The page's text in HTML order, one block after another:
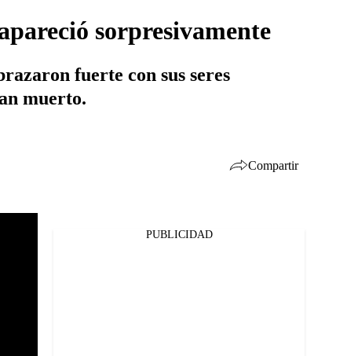
sorpresivamente
fuerte con sus seres
muerto.
Compartir
PUBLICIDAD